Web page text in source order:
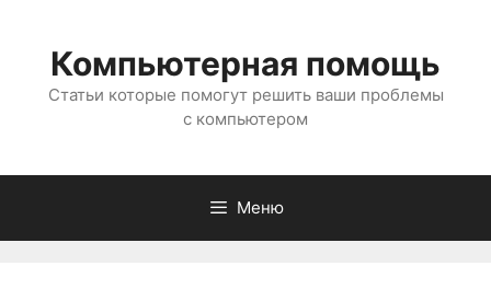
содержимому
Компьютерная помощь
Статьи которые помогут решить ваши проблемы
с компьютером
Меню